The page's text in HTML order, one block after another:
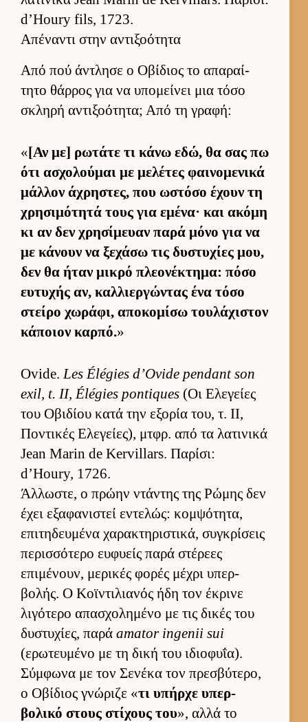
d’Houry fils, 1723.
Απέναντι στην αντιξοότητα
Από πού άντλησε ο Οβίδιος το απαραί­
τητο θάρ­ρος για να υπομεί­νει μια τόσο
σκληρή αντιξοότητα; Από τη γραφή:
«[Αν με] ρωτάτε τι κάνω εδώ, θα σας πω
ότι ασχολού­μαι με μελέτες φαι­νομενικά
μάλ­λον άχρηστες, που ωστόσο έχουν τη
χρησιμότητά τους για εμένα· και ακόμη
κι αν δεν χρησίμευαν παρά μόνο για να
με κάνουν να ξεχάσω τις δυστυχίες μου,
δεν θα ήταν μικρό πλεονέκτημα: πόσο
ευ­τυχής αν, καλ­λιερ­γώντας ένα τόσο
στείρο χωράφι, αποκομίσω του­λάχιστον
κάποιον καρ­πό.»
Ovide. Les Élégies d’Ovide pendant son
exil, t. II, Élégies pontiques (Οι Ελεγείες
του Οβιδίου κατά την εξορία του, τ. ΙΙ,
Ποντικές Ελεγεί­ες), μτ­φρ. από τα λατινικά
Jean Marin de Kervillars. Παρίσι:
d’Houry, 1726.
Άλ­λωστε, ο πρώην ντάντης της Ρώμης δεν
έχει εξαφανιστεί εντελώς: κομ­ψότητα,
επιτηδευ­μένα χαρακτηριστικά, συγκρίσεις
περισ­σότερο ευ­φυείς παρά στέρεες
επιμένουν, μερικές φορές μέχρι υπερ­
βολής. Ο Κοϊντιλια­νός ήδη τον έκρινε
λιγότερο απασχολημένο με τις δικές του
δυστυχίες, παρά amator ingenii sui
(ερωτευ­μένο με τη δική του ιδιο­φυΐα).
Σύμ­φωνα με τον Σενέκα τον πρεσβύτερο,
ο Οβίδιος γνώριζε «τι υπήρχε υπερ­
βολικό στους στίχους του», αλλά το